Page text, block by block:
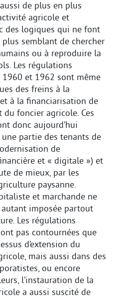
de plus en plus
agricole et
des logiques qui ne font
semblant de chercher
ou à reproduire la
Les régulations
1960 et 1962 sont même
des freins à la
à la financiarisation de
du foncier agricole. Ces
donc aujourd’hui
partie des tenants de
de
et « digitale ») et
de mieux, par les
paysanne.
et marchande ne
autant imposée partout
Les régulations
pas contournées que
d’extension du
mais aussi dans des
ou encore
l’instauration de la
a aussi suscité de